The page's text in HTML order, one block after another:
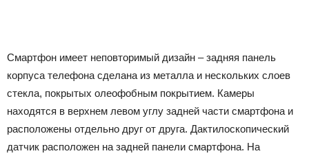
Смартфон имеет неповторимый дизайн – задняя панель
корпуса телефона сделана из металла и нескольких слоев
стекла, покрытых олеофобным покрытием. Камеры
находятся в верхнем левом углу задней части смартфона и
расположены отдельно друг от друга. Дактилоскопический
датчик расположен на задней панели смартфона. На